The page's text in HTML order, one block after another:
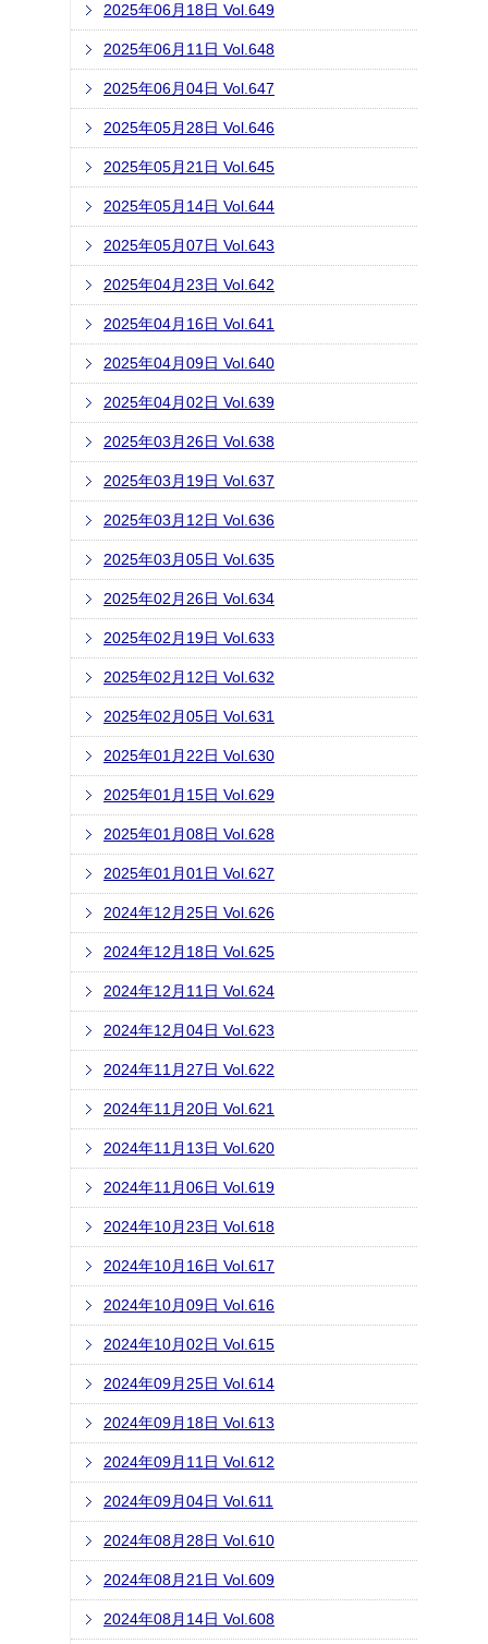
2025年06月18日 Vol.649
2025年06月11日 Vol.648
2025年06月04日 Vol.647
2025年05月28日 Vol.646
2025年05月21日 Vol.645
2025年05月14日 Vol.644
2025年05月07日 Vol.643
2025年04月23日 Vol.642
2025年04月16日 Vol.641
2025年04月09日 Vol.640
2025年04月02日 Vol.639
2025年03月26日 Vol.638
2025年03月19日 Vol.637
2025年03月12日 Vol.636
2025年03月05日 Vol.635
2025年02月26日 Vol.634
2025年02月19日 Vol.633
2025年02月12日 Vol.632
2025年02月05日 Vol.631
2025年01月22日 Vol.630
2025年01月15日 Vol.629
2025年01月08日 Vol.628
2025年01月01日 Vol.627
2024年12月25日 Vol.626
2024年12月18日 Vol.625
2024年12月11日 Vol.624
2024年12月04日 Vol.623
2024年11月27日 Vol.622
2024年11月20日 Vol.621
2024年11月13日 Vol.620
2024年11月06日 Vol.619
2024年10月23日 Vol.618
2024年10月16日 Vol.617
2024年10月09日 Vol.616
2024年10月02日 Vol.615
2024年09月25日 Vol.614
2024年09月18日 Vol.613
2024年09月11日 Vol.612
2024年09月04日 Vol.611
2024年08月28日 Vol.610
2024年08月21日 Vol.609
2024年08月14日 Vol.608